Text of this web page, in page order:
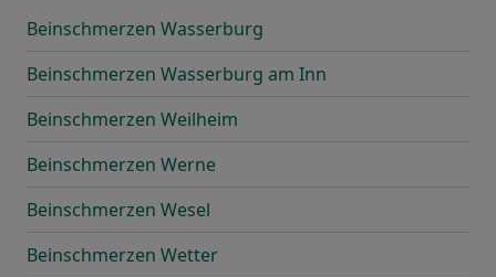
Beinschmerzen Wasserburg
Beinschmerzen Wasserburg am Inn
Beinschmerzen Weilheim
Beinschmerzen Werne
Beinschmerzen Wesel
Beinschmerzen Wetter